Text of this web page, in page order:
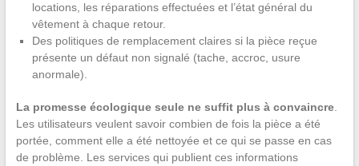
locations, les réparations effectuées et l’état général du
vêtement à chaque retour.
Des politiques de remplacement claires si la pièce reçue
présente un défaut non signalé (tache, accroc, usure
anormale).
La promesse écologique seule ne suffit plus à convaincre.
Les utilisateurs veulent savoir combien de fois la pièce a été
portée, comment elle a été nettoyée et ce qui se passe en cas
de problème. Les services qui publient ces informations